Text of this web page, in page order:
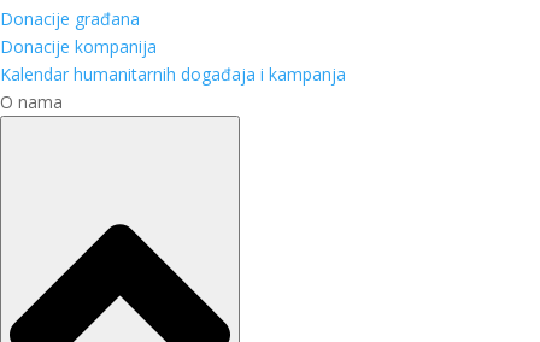
Donacije građana
Donacije kompanija
Kalendar humanitarnih događaja i kampanja
O nama